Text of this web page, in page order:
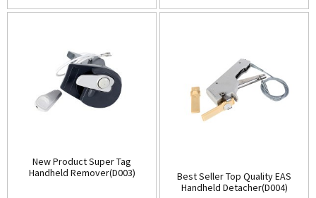
New Product Super Tag
Handheld Remover(D003)
Best Seller Top Quality EAS
Handheld Detacher(D004)